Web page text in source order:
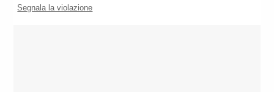
Segnala la violazione